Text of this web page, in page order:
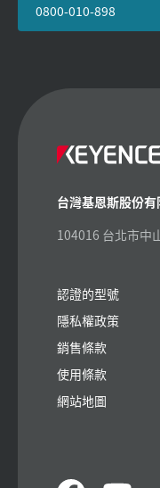
0800-010-898
台灣基恩斯股份有
104016 台北市中
認證的型號
隱私權政策
銷售條款
使用條款
網站地圖